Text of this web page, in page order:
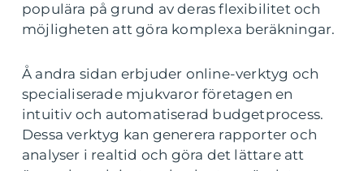
populära på grund av deras flexibilitet och
möjligheten att göra komplexa beräkningar.
Å andra sidan erbjuder online-verktyg och
specialiserade mjukvaror företagen en
intuitiv och automatiserad budgetprocess.
Dessa verktyg kan generera rapporter och
analyser i realtid och göra det lättare att